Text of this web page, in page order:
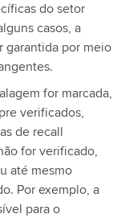
do setor
casos, a
garantida por meio
for marcada,
verificados,
de recall
for verificado,
até mesmo
Por exemplo, a
para o